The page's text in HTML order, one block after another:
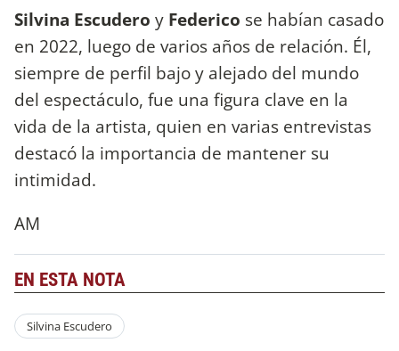
Silvina Escudero y Federico se habían casado
en 2022, luego de varios años de relación. Él,
siempre de perfil bajo y alejado del mundo
del espectáculo, fue una figura clave en la
vida de la artista, quien en varias entrevistas
destacó la importancia de mantener su
intimidad.
AM
EN ESTA NOTA
Silvina Escudero